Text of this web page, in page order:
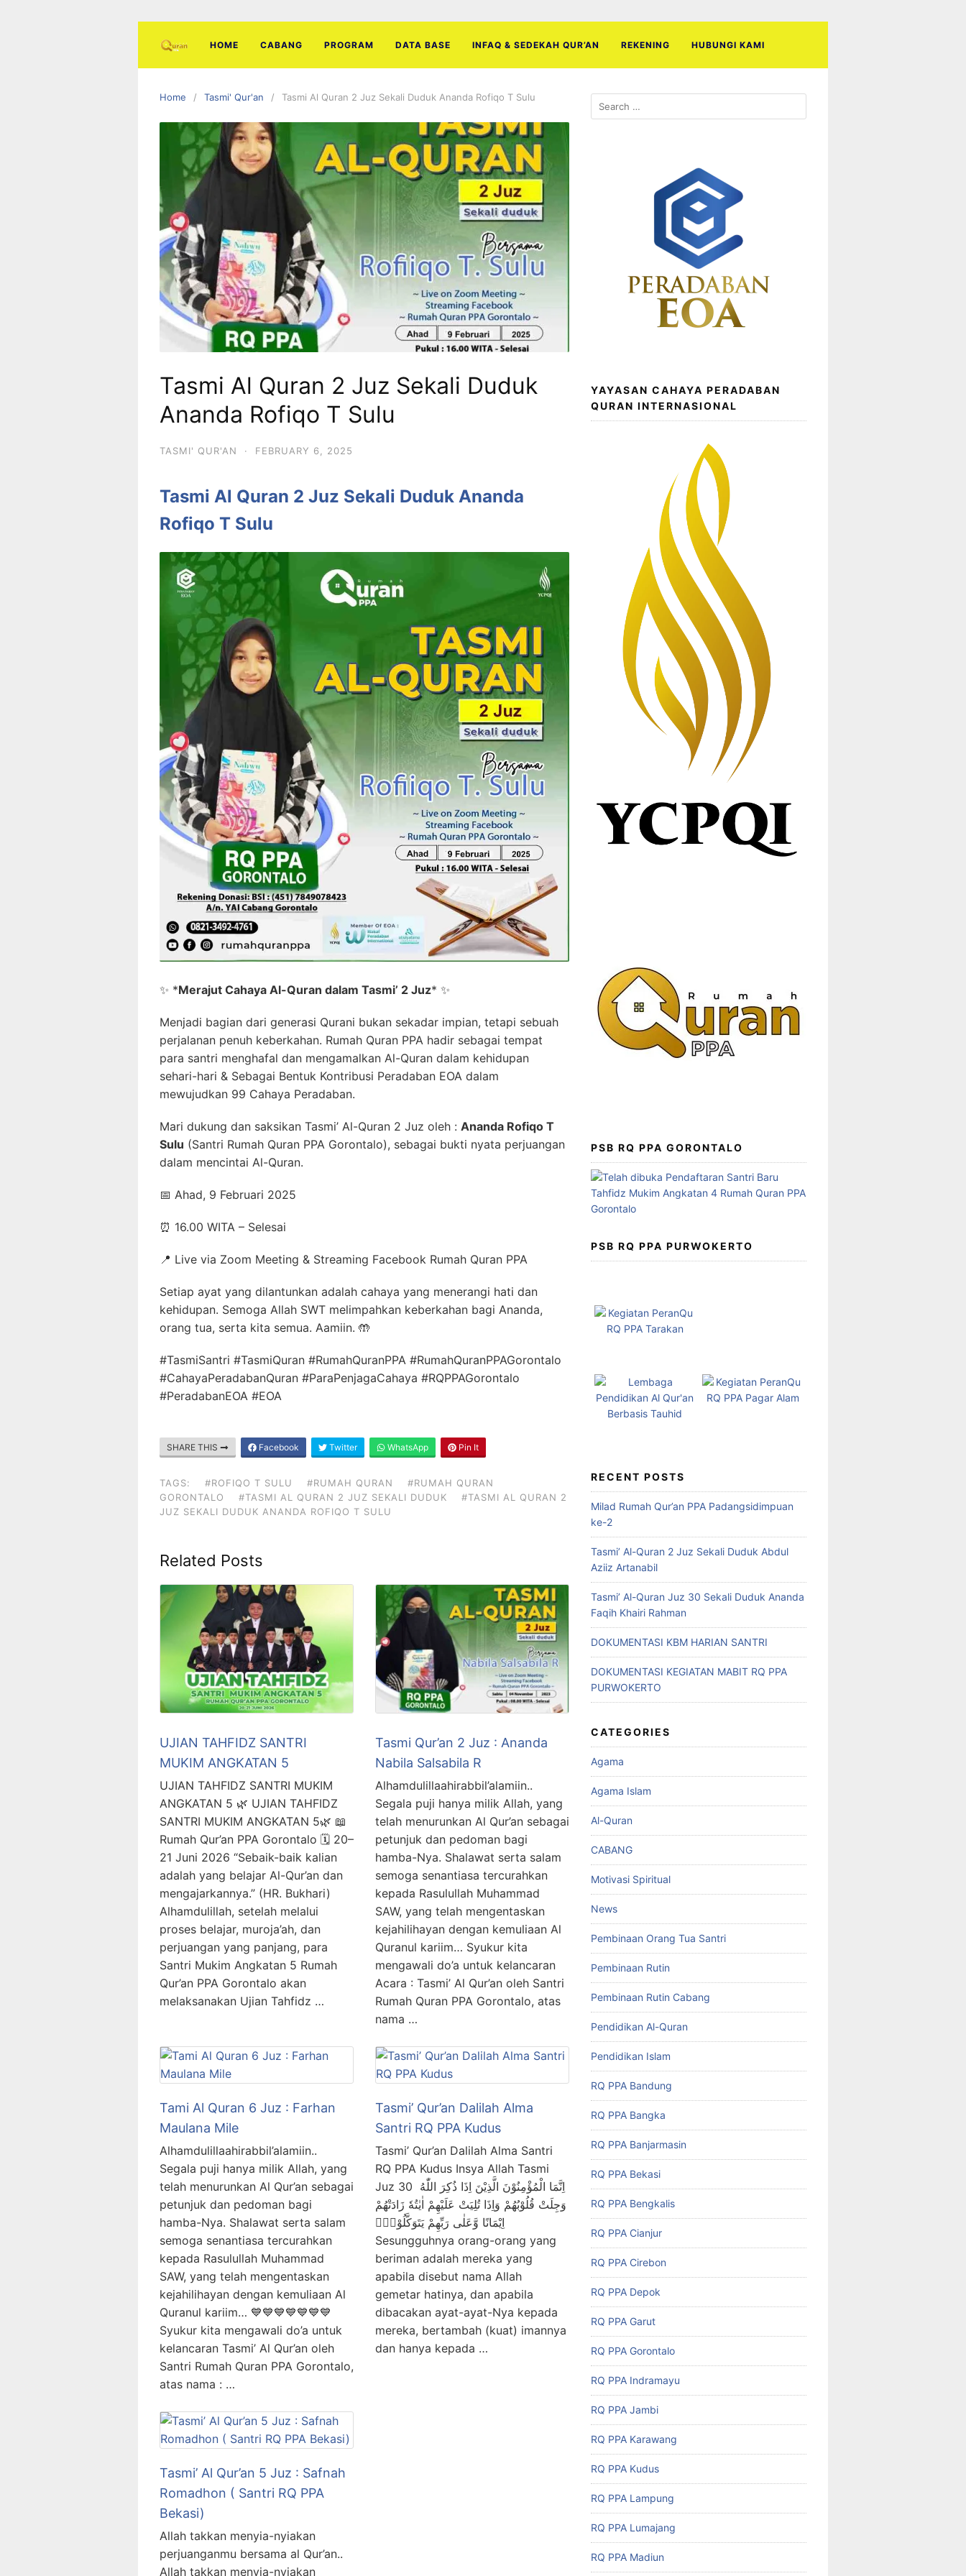
HOME CABANG PROGRAM DATA BASE INFAQ & SEDEKAH QUR’AN REKENING HUBUNGI KAMI
Home Tasmi' Qur'an Tasmi Al Quran 2 Juz Sekali Duduk Ananda Rofiqo T Sulu
Tasmi Al Quran 2 Juz Sekali Duduk
Ananda Rofiqo T Sulu
TASMI' QUR'AN · FEBRUARY 6, 2025
Tasmi Al Quran 2 Juz Sekali Duduk Ananda
Rofiqo T Sulu
✨ *Merajut Cahaya Al-Quran dalam Tasmi’ 2 Juz* ✨
Menjadi bagian dari generasi Qurani bukan sekadar impian, tetapi sebuah
perjalanan penuh keberkahan. Rumah Quran PPA hadir sebagai tempat
para santri menghafal dan mengamalkan Al-Quran dalam kehidupan
sehari-hari & Sebagai Bentuk Kontribusi Peradaban EOA dalam
mewujudkan 99 Cahaya Peradaban.
Mari dukung dan saksikan Tasmi’ Al-Quran 2 Juz oleh : Ananda Rofiqo T
Sulu (Santri Rumah Quran PPA Gorontalo), sebagai bukti nyata perjuangan
dalam mencintai Al-Quran.
📅 Ahad, 9 Februari 2025
⏰ 16.00 WITA – Selesai
📍 Live via Zoom Meeting & Streaming Facebook Rumah Quran PPA
Setiap ayat yang dilantunkan adalah cahaya yang menerangi hati dan
kehidupan. Semoga Allah SWT melimpahkan keberkahan bagi Ananda,
orang tua, serta kita semua. Aamiin. 🤲
#TasmiSantri #TasmiQuran #RumahQuranPPA #RumahQuranPPAGorontalo
#CahayaPeradabanQuran #ParaPenjagaCahaya #RQPPAGorontalo
#PeradabanEOA #EOA
SHARE THIS Facebook Twitter WhatsApp Pin It
TAGS: #ROFIQO T SULU #RUMAH QURAN
#RUMAH QURAN
GORONTALO
#TASMI AL QURAN 2 JUZ SEKALI DUDUK
#TASMI AL QURAN 2
JUZ SEKALI DUDUK ANANDA ROFIQO T SULU
Related Posts
UJIAN TAHFIDZ SANTRI
MUKIM ANGKATAN 5
UJIAN TAHFIDZ SANTRI MUKIM
ANGKATAN 5 🌿 UJIAN TAHFIDZ
SANTRI MUKIM ANGKATAN 5🌿 📖
Rumah Qur’an PPA Gorontalo 🗓️ 20–
21 Juni 2026 “Sebaik-baik kalian
adalah yang belajar Al-Qur’an dan
mengajarkannya.” (HR. Bukhari)
Alhamdulillah, setelah melalui
proses belajar, muroja’ah, dan
perjuangan yang panjang, para
Santri Mukim Angkatan 5 Rumah
Qur’an PPA Gorontalo akan
melaksanakan Ujian Tahfidz …
Tasmi Qur’an 2 Juz : Ananda
Nabila Salsabila R
Alhamdulillaahirabbil’alamiin..
Segala puji hanya milik Allah, yang
telah menurunkan Al Qur’an sebagai
petunjuk dan pedoman bagi
hamba-Nya. Shalawat serta salam
semoga senantiasa tercurahkan
kepada Rasulullah Muhammad
SAW, yang telah mengentaskan
kejahilihayan dengan kemuliaan Al
Quranul kariim… Syukur kita
mengawali do’a untuk kelancaran
Acara : Tasmi’ Al Qur’an oleh Santri
Rumah Quran PPA Gorontalo, atas
nama …
Tami Al Quran 6 Juz : Farhan
Maulana Mile
Alhamdulillaahirabbil’alamiin..
Segala puji hanya milik Allah, yang
telah menurunkan Al Qur’an sebagai
petunjuk dan pedoman bagi
hamba-Nya. Shalawat serta salam
semoga senantiasa tercurahkan
kepada Rasulullah Muhammad
SAW, yang telah mengentaskan
kejahilihayan dengan kemuliaan Al
Quranul kariim… 💙💙💙💙💙💙💙
Syukur kita mengawali do’a untuk
kelancaran Tasmi’ Al Qur’an oleh
Santri Rumah Quran PPA Gorontalo,
atas nama : …
Tasmi’ Qur’an Dalilah Alma
Santri RQ PPA Kudus
Tasmi’ Qur’an Dalilah Alma Santri
RQ PPA Kudus Insya Allah Tasmi
Juz 30 اِنَّمَا الْمُؤْمِنُوْنَ الَّذِيْنَ اِذَا ذُكِرَ اللّٰهُ
وَجِلَتْ قُلُوْبُهُمْ وَاِذَا تُلِيَتْ عَلَيْهِمْ اٰيٰتُهٗ زَادَتْهُمْ
اِيْمَانًا وَّعَلٰى رَبِّهِمْ يَتَوَكَّلُوْنَۙ
Sesungguhnya orang-orang yang
beriman adalah mereka yang
apabila disebut nama Allah
gemetar hatinya, dan apabila
dibacakan ayat-ayat-Nya kepada
mereka, bertambah (kuat) imannya
dan hanya kepada …
Tasmi’ Al Qur’an 5 Juz : Safnah
Romadhon ( Santri RQ PPA
Bekasi)
Allah takkan menyia-nyiakan
perjuanganmu bersama al Qur’an..
Allah takkan menyia-nyiakan
Search
for:
YAYASAN CAHAYA PERADABAN
QURAN INTERNASIONAL
PSB RQ PPA GORONTALO
PSB RQ PPA PURWOKERTO
RECENT POSTS
Milad Rumah Qur’an PPA Padangsidimpuan
ke-2
Tasmi’ Al-Quran 2 Juz Sekali Duduk Abdul
Aziiz Artanabil
Tasmi’ Al-Quran Juz 30 Sekali Duduk Ananda
Faqih Khairi Rahman
DOKUMENTASI KBM HARIAN SANTRI
DOKUMENTASI KEGIATAN MABIT RQ PPA
PURWOKERTO
CATEGORIES
Agama
Agama Islam
Al-Quran
CABANG
Motivasi Spiritual
News
Pembinaan Orang Tua Santri
Pembinaan Rutin
Pembinaan Rutin Cabang
Pendidikan Al-Quran
Pendidikan Islam
RQ PPA Bandung
RQ PPA Bangka
RQ PPA Banjarmasin
RQ PPA Bekasi
RQ PPA Bengkalis
RQ PPA Cianjur
RQ PPA Cirebon
RQ PPA Depok
RQ PPA Garut
RQ PPA Gorontalo
RQ PPA Indramayu
RQ PPA Jambi
RQ PPA Karawang
RQ PPA Kudus
RQ PPA Lampung
RQ PPA Lumajang
RQ PPA Madiun